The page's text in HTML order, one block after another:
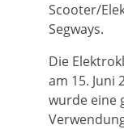
Scooter/
Segways.
Die
am 15. Juni
wurde eine